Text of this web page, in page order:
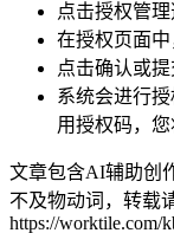
点击授权管
在授权页面中
点击确认或提
系统会进行
用授权码，
文章包含AI辅助创
不及物动词，转载
https://worktile.com/